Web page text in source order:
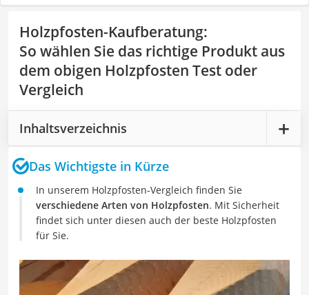
Holzpfosten-Kaufberatung:
So wählen Sie das richtige Produkt aus
dem obigen Holzpfosten Test oder
Vergleich
Inhaltsverzeichnis
Das Wichtigste in Kürze
In unserem Holzpfosten-Vergleich finden Sie
verschiedene Arten von Holzpfosten. Mit Sicherheit
findet sich unter diesen auch der beste Holzpfosten
für Sie.